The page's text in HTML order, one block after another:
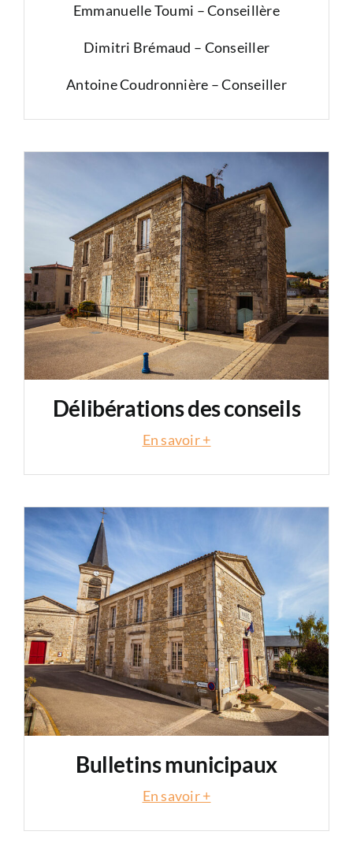
Emmanuelle Toumi – Conseillère
Dimitri Brémaud – Conseiller
Antoine Coudronnière – Conseiller
Délibérations des conseils
En savoir +
Bulletins municipaux
En savoir +